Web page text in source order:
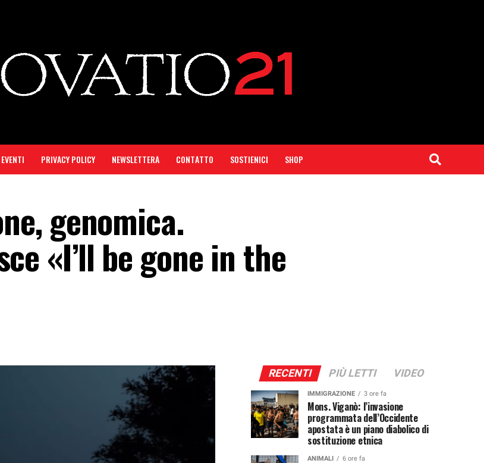
EVENTI PRIVACY POLICY NEWSLETTERA CONTATTO SOSTIENICI SHOP
genomica.
«I’ll be gone in the
RECENTI PIÙ LETTI VIDEO
IMMIGRAZIONE 3 ore fa
Mons. Viganò: l’invasione
programmata dell’Occidente
apostata è un piano diabolico di
sostituzione etnica
ANIMALI 6 ore fa